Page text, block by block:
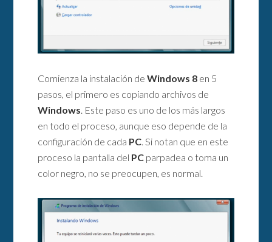
Comienza la instalación deWindows 8 en 5
pasos, el primero es copiando archivos de
Windows. Este paso es uno de los más largos
en todo el proceso, aunque eso depende de la
configuración de cada PC. Si notan que en este
proceso la pantalla del PC parpadea o toma un
color negro, no se preocupen, es normal.